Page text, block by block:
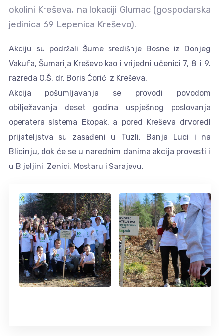
okolini Kreševa, na lokaciji Glumac (gospodarska
jedinica 69 Lepenica Kreševo).
Akciju su podržali Šume središnje Bosne iz Donjeg
Vakufa, Šumarija Kreševo kao i vrijedni učenici 7, 8. i 9.
razreda O.Š. dr. Boris Ćorić iz Kreševa.
Akcija pošumljavanja se provodi povodom
obilježavanja deset godina uspješnog poslovanja
operatera sistema Ekopak, a pored Kreševa drvoredi
prijateljstva su zasađeni u Tuzli, Banja Luci i na
Blidinju, dok će se u narednim danima akcija provesti i
u Bijeljini, Zenici, Mostaru i Sarajevu.